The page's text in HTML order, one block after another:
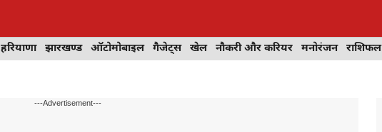
हरियाणा झारखण्ड ऑटोमोबाइल गैजेट्स खेल नौकरी और करियर मनोरंजन राशिफल
---Advertisement---